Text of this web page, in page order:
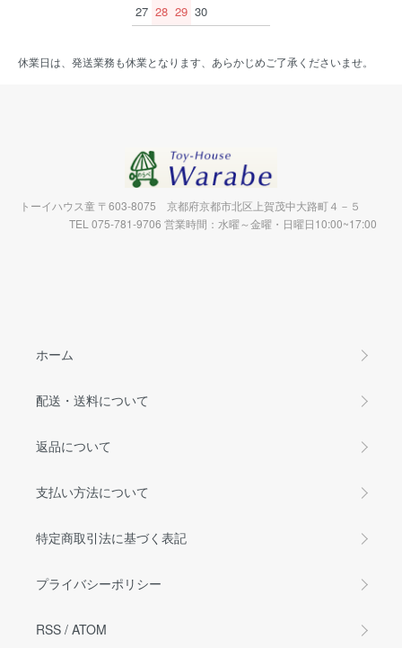
27 28 29 30
休業日は、発送業務も休業となります、あらかじめご了承くださいませ。
トーイハウス童 〒603-8075 京都府京都市北区上賀茂中大路町４－５
TEL 075-781-9706 営業時間：水曜～金曜・日曜日10:00~17:00
ホーム
配送・送料について
返品について
支払い方法について
特定商取引法に基づく表記
プライバシーポリシー
RSS / ATOM